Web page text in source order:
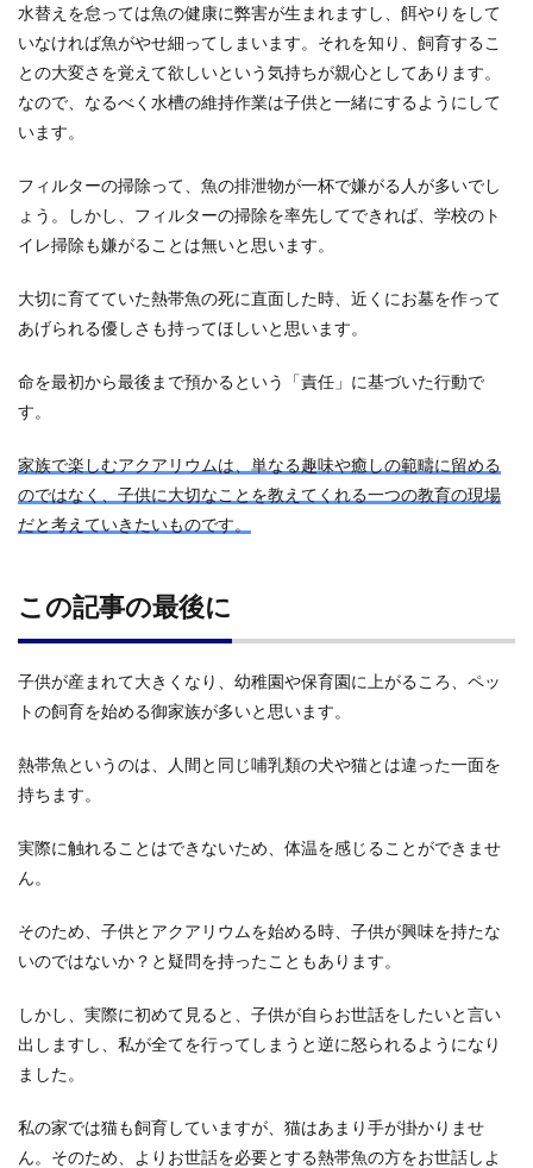
水替えを怠っては魚の健康に弊害が生まれますし、餌やりをして
いなければ魚がやせ細ってしまいます。それを知り、飼育するこ
との大変さを覚えて欲しいという気持ちが親心としてあります。
なので、なるべく水槽の維持作業は子供と一緒にするようにして
います。
フィルターの掃除って、魚の排泄物が一杯で嫌がる人が多いでし
ょう。しかし、フィルターの掃除を率先してできれば、学校のト
イレ掃除も嫌がることは無いと思います。
大切に育てていた熱帯魚の死に直面した時、近くにお墓を作って
あげられる優しさも持ってほしいと思います。
命を最初から最後まで預かるという「責任」に基づいた行動で
す。
家族で楽しむアクアリウムは、単なる趣味や癒しの範疇に留める
のではなく、子供に大切なことを教えてくれる一つの教育の現場
だと考えていきたいものです。
この記事の最後に
子供が産まれて大きくなり、幼稚園や保育園に上がるころ、ペッ
トの飼育を始める御家族が多いと思います。
熱帯魚というのは、人間と同じ哺乳類の犬や猫とは違った一面を
持ちます。
実際に触れることはできないため、体温を感じることができませ
ん。
そのため、子供とアクアリウムを始める時、子供が興味を持たな
いのではないか？と疑問を持ったこともあります。
しかし、実際に初めて見ると、子供が自らお世話をしたいと言い
出しますし、私が全てを行ってしまうと逆に怒られるようになり
ました。
私の家では猫も飼育していますが、猫はあまり手が掛かりませ
ん。そのため、よりお世話を必要とする熱帯魚の方をお世話しよ